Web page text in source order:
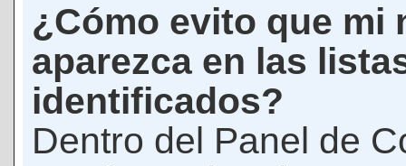
¿Cómo evito que mi
aparezca en las
identificados?
Dentro del Panel de